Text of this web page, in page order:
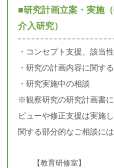
■研究計画立案・実施
介入研究）
・コンセプト支援、該当
・研究の計画内容に関す
・研究実施中の相談
※観察研究の研究計画書
ビューや修正支援は実施
関する部分的なご相談に
【教育研修室】